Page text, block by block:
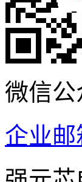
微信公
企业邮